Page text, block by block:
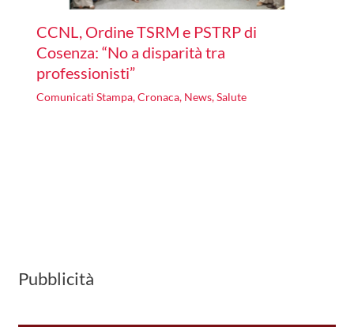
CCNL, Ordine TSRM e PSTRP di
Cosenza: “No a disparità tra
professionisti”
Comunicati Stampa,Cronaca, News,Salute
Pubblicità